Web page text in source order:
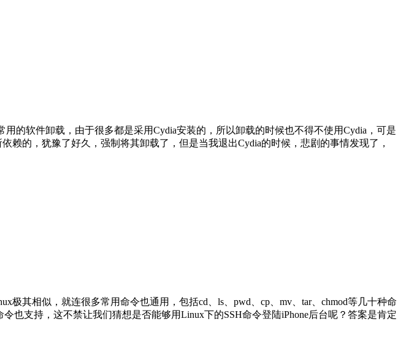
的软件卸载，由于很多都是采用Cydia安装的，所以卸载的时候也不得不使用Cydia，可是
的，犹豫了好久，强制将其卸载了，但是当我退出Cydia的时候，悲剧的事情发现了，
极其相似，就连很多常用命令也通用，包括cd、ls、pwd、cp、mv、tar、chmod等几十种命
也支持，这不禁让我们猜想是否能够用Linux下的SSH命令登陆iPhone后台呢？答案是肯定